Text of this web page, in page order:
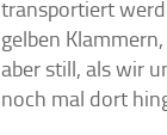
transportiert
gelben
aber still, als wir
noch mal dort